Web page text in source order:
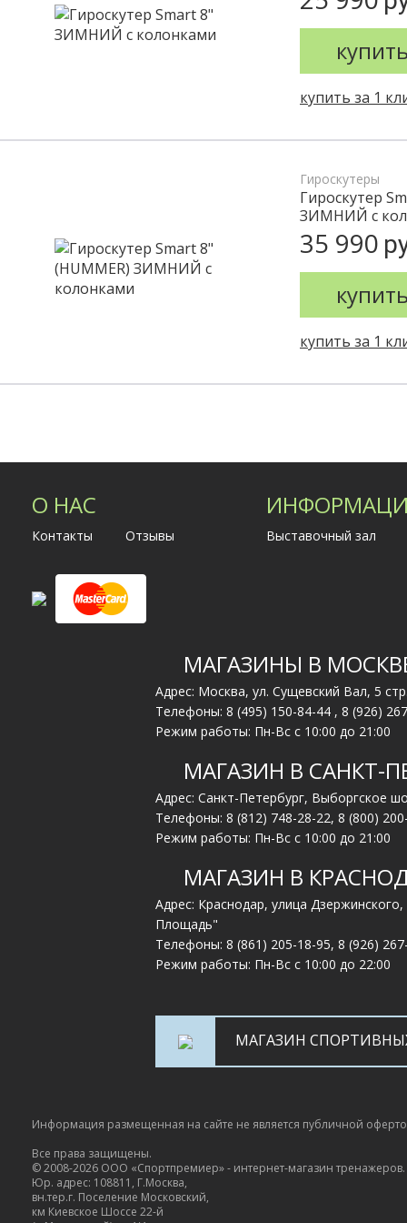
купить за 1
Гироскутеры
Гироскутер
ЗИМНИЙ с
35 990
купить за 1
О НАС
Контакты Отзывы Выставочный зал
МАГАЗИНЫ В
Адрес: Москва, ул. Сущевский Вал, 5
Телефоны: 8 (495) 150-84-44 , 8 (926)
Режим работы: Пн-Вс с 10:00 до 21:00
МАГАЗИН В САНКТ-
Адрес: Санкт-Петербург, Выборгское
Телефоны: 8 (812) 748-28-22, 8 (800)
Режим работы: Пн-Вс с 10:00 до 21:00
МАГАЗИН В
Адрес: Краснодар, улица
Площадь"
Телефоны: 8 (861) 205-18-95, 8 (926)
Режим работы: Пн-Вс с 10:00 до 22:00
МАГАЗИН
Информация размещенная на сайте не является публичной
Все права защищены.
© 2008-2026 ООО «Спортпремиер» - интернет-магазин тренажеров.
Юр. адрес: 108811, Г.Москва,
вн.тер.г. Поселение Московский,
км Киевское Шоссе 22-й